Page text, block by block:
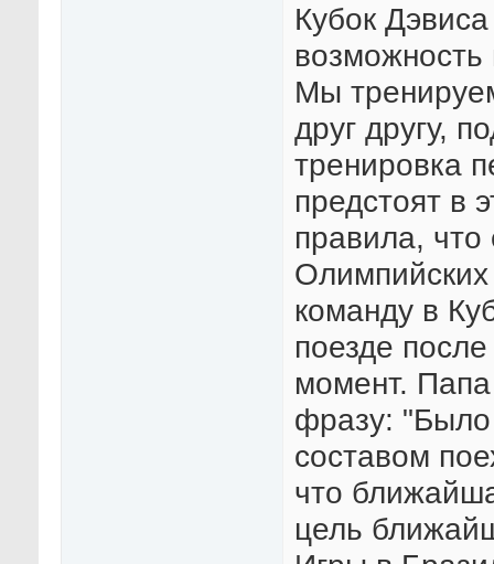
Кубок
Мы
друг другу,
тренировка
предстоят в
правила,
Олимпийских
команду в
поезде
момент.
фразу:
составом
что
цель